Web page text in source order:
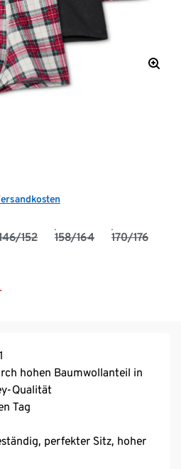
152 158/164 170/176
hohen Baumwollanteil in
Qualität
Tag
perfekter Sitz, hoher